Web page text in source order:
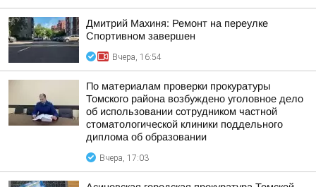
Дмитрий Махиня: Ремонт на переулке
Спортивном завершен
Вчера, 16:54
По материалам проверки прокуратуры
Томского района возбуждено уголовное дело
об использовании сотрудником частной
стоматологической клиники поддельного
диплома об образовании
Вчера, 17:03